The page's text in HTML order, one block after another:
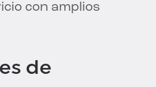
con amplios
de